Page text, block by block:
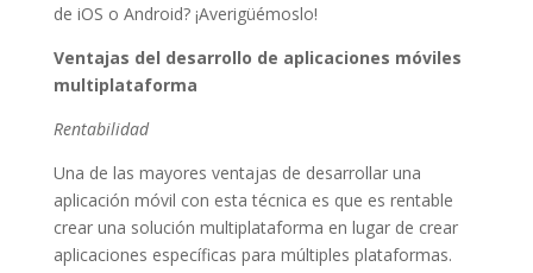
de iOS o Android? ¡Averigüémoslo!
Ventajas del desarrollo de aplicaciones móviles
multiplataforma
Rentabilidad
Una de las mayores ventajas de desarrollar una
aplicación móvil con esta técnica es que es rentable
crear una solución multiplataforma en lugar de crear
aplicaciones específicas para múltiples plataformas.